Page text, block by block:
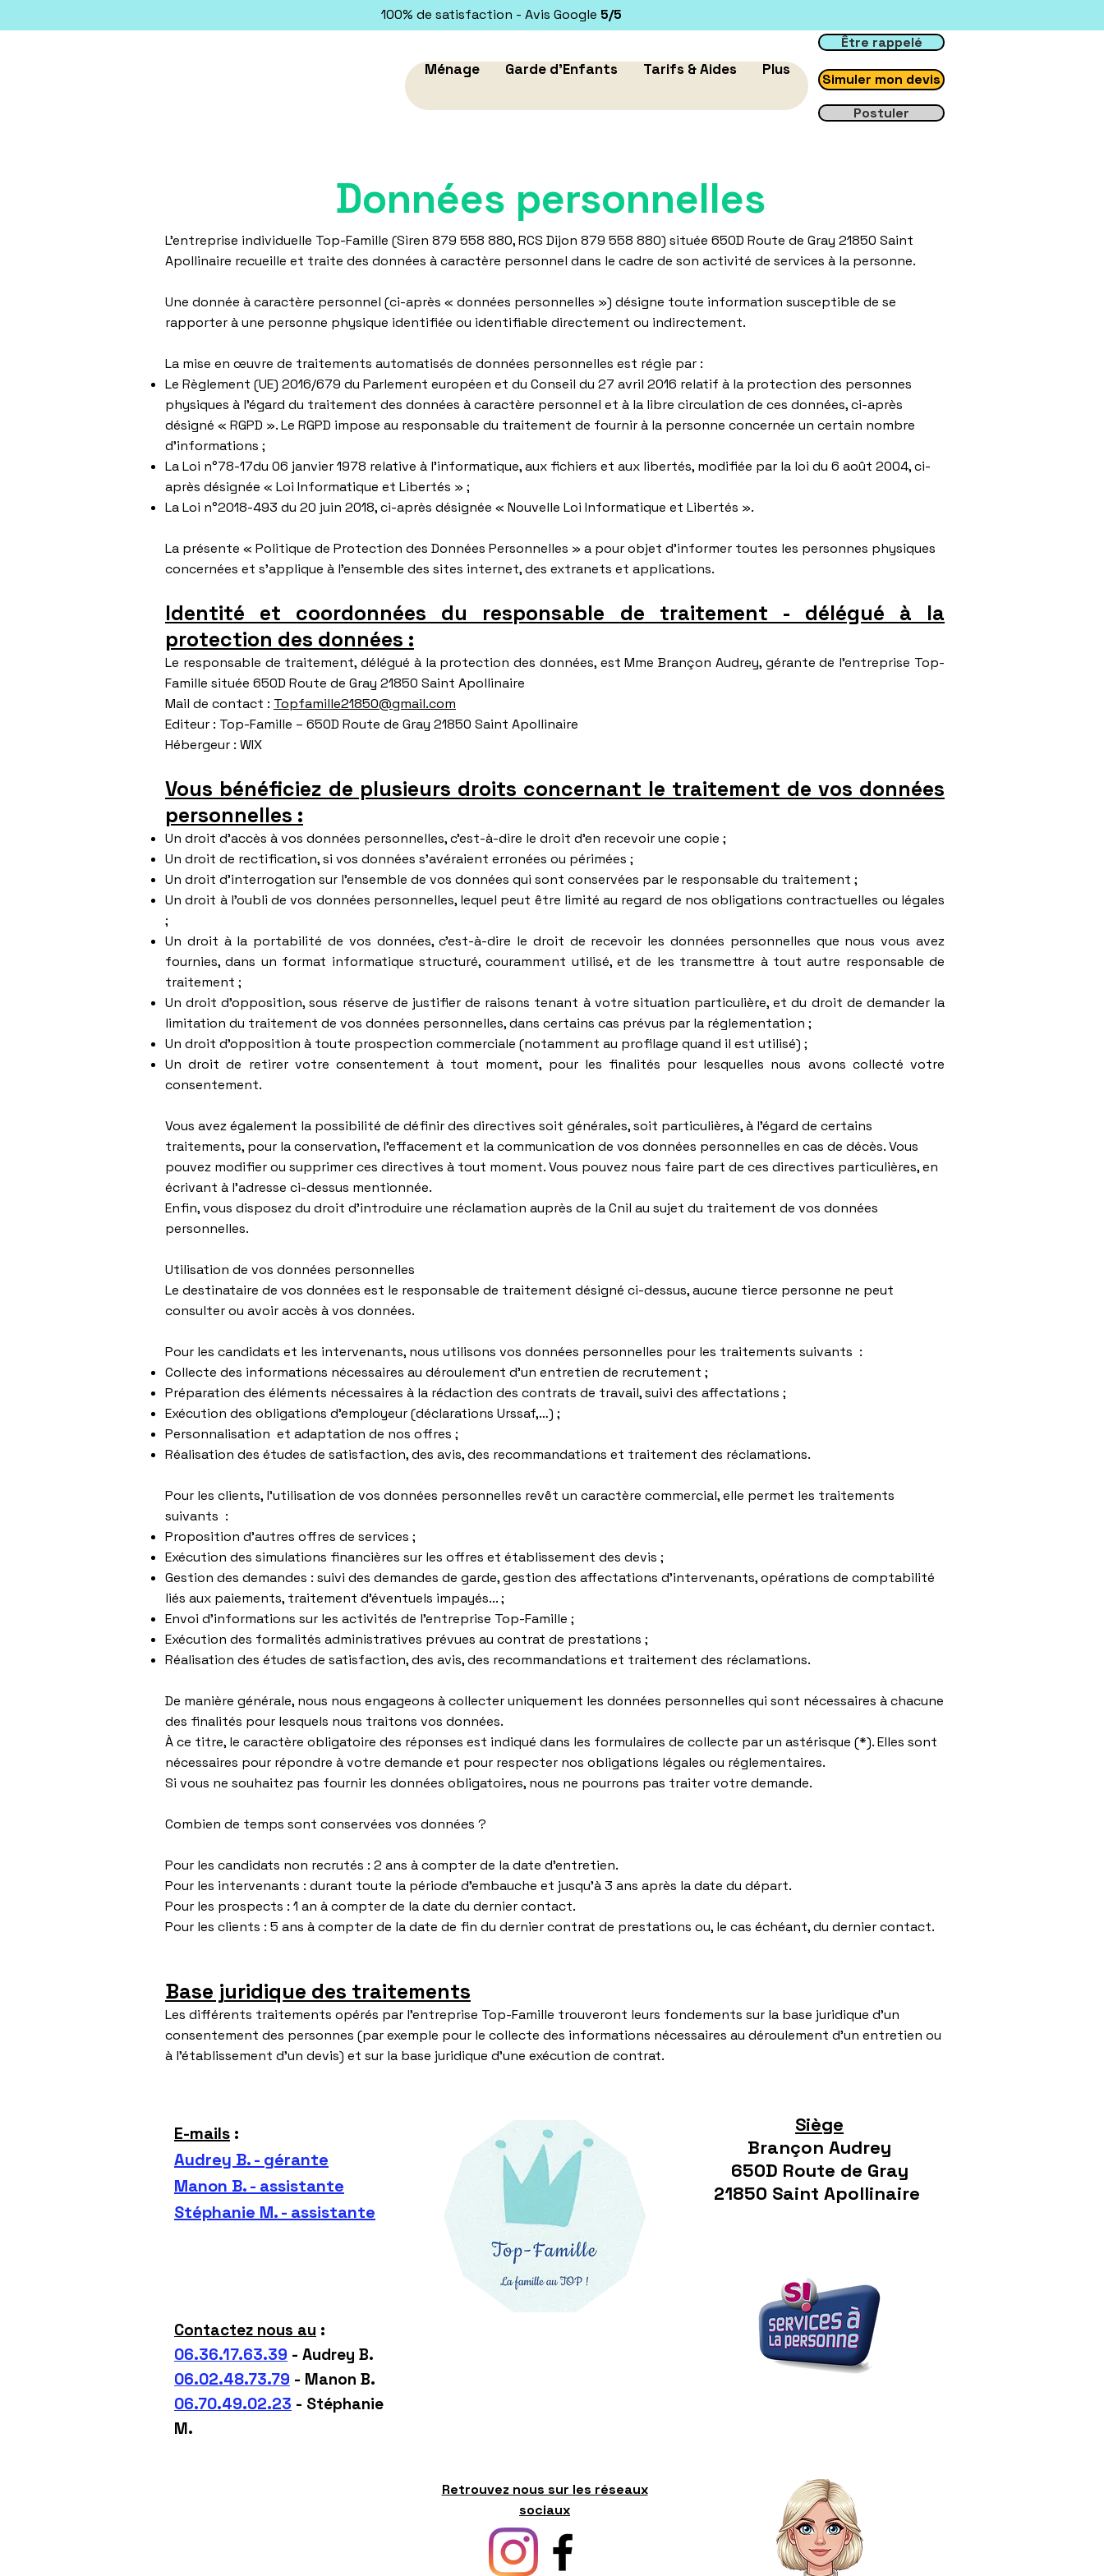
□
100% de satisfaction - Avis Google 5/5
Ménage Garde d'Enfants Tarifs & Aides Plus
Être rappelé
Simuler mon devis
Postuler
Données personnelles
L'entreprise individuelle Top-Famille (Siren 879 558 880, RCS Dijon 879 558 880) située 650D Route de Gray 21850 Saint
Apollinaire recueille et traite des données à caractère personnel dans le cadre de son activité de services à la personne.
Une donnée à caractère personnel (ci-après « données personnelles ») désigne toute information susceptible de se
rapporter à une personne physique identifiée ou identifiable directement ou indirectement.
La mise en œuvre de traitements automatisés de données personnelles est régie par :
Le Règlement (UE) 2016/679 du Parlement européen et du Conseil du 27 avril 2016 relatif à la protection des personnes
physiques à l’égard du traitement des données à caractère personnel et à la libre circulation de ces données, ci-après
désigné « RGPD ». Le RGPD impose au responsable du traitement de fournir à la personne concernée un certain nombre
d’informations ;
La Loi n°78-17du 06 janvier 1978 relative à l’informatique, aux fichiers et aux libertés, modifiée par la loi du 6 août 2004, ci-
après désignée « Loi Informatique et Libertés » ;
La Loi n°2018-493 du 20 juin 2018, ci-après désignée « Nouvelle Loi Informatique et Libertés ».
La présente « Politique de Protection des Données Personnelles » a pour objet d’informer toutes les personnes physiques
concernées et s’applique à l’ensemble des sites internet, des extranets et applications.
Identité et coordonnées du responsable de traitement - délégué à la
protection des données :
Le responsable de traitement, délégué à la protection des données, est Mme Brançon Audrey, gérante de l'entreprise Top-
Famille située 650D Route de Gray 21850 Saint Apollinaire
Mail de contact : Topfamille21850@gmail.com
Editeur : Top-Famille – 650D Route de Gray 21850 Saint Apollinaire
Hébergeur : WIX
Vous bénéficiez de plusieurs droits concernant le traitement de vos données
personnelles :
Un droit d'accès à vos données personnelles, c’est-à-dire le droit d’en recevoir une copie ;
Un droit de rectification, si vos données s’avéraient erronées ou périmées ;
Un droit d'interrogation sur l'ensemble de vos données qui sont conservées par le responsable du traitement ;
Un droit à l’oubli de vos données personnelles, lequel peut être limité au regard de nos obligations contractuelles ou légales
;
Un droit à la portabilité de vos données, c’est-à-dire le droit de recevoir les données personnelles que nous vous avez
fournies, dans un format informatique structuré, couramment utilisé, et de les transmettre à tout autre responsable de
traitement ;
Un droit d’opposition, sous réserve de justifier de raisons tenant à votre situation particulière, et du droit de demander la
limitation du traitement de vos données personnelles, dans certains cas prévus par la réglementation ;
Un droit d’opposition à toute prospection commerciale (notamment au profilage quand il est utilisé) ;
Un droit de retirer votre consentement à tout moment, pour les finalités pour lesquelles nous avons collecté votre
consentement.
Vous avez également la possibilité de définir des directives soit générales, soit particulières, à l’égard de certains
traitements, pour la conservation, l’effacement et la communication de vos données personnelles en cas de décès. Vous
pouvez modifier ou supprimer ces directives à tout moment. Vous pouvez nous faire part de ces directives particulières, en
écrivant à l’adresse ci-dessus mentionnée.
Enfin, vous disposez du droit d’introduire une réclamation auprès de la Cnil au sujet du traitement de vos données
personnelles.
Utilisation de vos données personnelles
Le destinataire de vos données est le responsable de traitement désigné ci-dessus, aucune tierce personne ne peut
consulter ou avoir accès à vos données.
Pour les candidats et les intervenants, nous utilisons vos données personnelles pour les traitements suivants :
Collecte des informations nécessaires au déroulement d’un entretien de recrutement ;
Préparation des éléments nécessaires à la rédaction des contrats de travail, suivi des affectations ;
Exécution des obligations d’employeur (déclarations Urssaf,…) ;
Personnalisation et adaptation de nos offres ;
Réalisation des études de satisfaction, des avis, des recommandations et traitement des réclamations.
Pour les clients, l'utilisation de vos données personnelles revêt un caractère commercial, elle permet les traitements
suivants :
Proposition d’autres offres de services ;
Exécution des simulations financières sur les offres et établissement des devis ;
Gestion des demandes : suivi des demandes de garde, gestion des affectations d’intervenants, opérations de comptabilité
liés aux paiements, traitement d’éventuels impayés... ;
Envoi d'informations sur les activités de l'entreprise Top-Famille ;
Exécution des formalités administratives prévues au contrat de prestations ;
Réalisation des études de satisfaction, des avis, des recommandations et traitement des réclamations.
De manière générale, nous nous engageons à collecter uniquement les données personnelles qui sont nécessaires à chacune
des finalités pour lesquels nous traitons vos données.
À ce titre, le caractère obligatoire des réponses est indiqué dans les formulaires de collecte par un astérisque (*). Elles sont
nécessaires pour répondre à votre demande et pour respecter nos obligations légales ou réglementaires.
Si vous ne souhaitez pas fournir les données obligatoires, nous ne pourrons pas traiter votre demande.
Combien de temps sont conservées vos données ?
Pour les candidats non recrutés : 2 ans à compter de la date d'entretien.
Pour les intervenants : durant toute la période d'embauche et jusqu'à 3 ans après la date du départ.
Pour les prospects : 1 an à compter de la date du dernier contact.
Pour les clients : 5 ans à compter de la date de fin du dernier contrat de prestations ou, le cas échéant, du dernier contact.
Base juridique des traitements
​Les différents traitements opérés par l'entreprise Top-Famille trouveront leurs fondements sur la base juridique d'un
consentement des personnes (par exemple pour le collecte des informations nécessaires au déroulement d'un entretien ou
à l'établissement d'un devis) et sur la base juridique d'une exécution de contrat.
E-mails :
Audrey B. - gérante
Manon B. - assistante
Stéphanie M. - assistante
Contactez nous au :
06.36.17.63.39 - Audrey B.
06.02.48.73.79 - Manon B.
06.70.49.02.23 - Stéphanie
M.
Siège
Brançon Audrey
650D Route de Gray
21850 Saint Apollinaire
Retrouvez nous sur les réseaux
sociaux